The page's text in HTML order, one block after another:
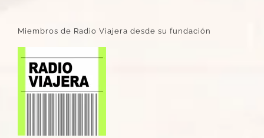
Miembros de Radio Viajera desde su fundación